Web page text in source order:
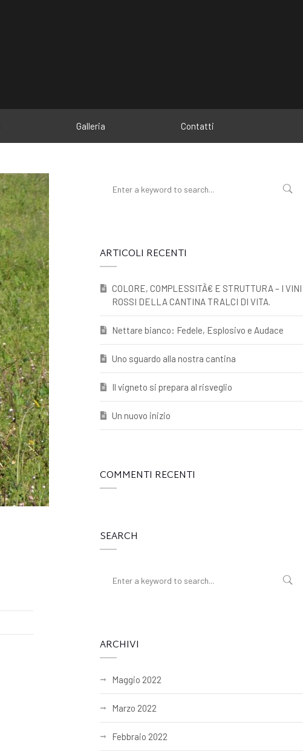
Galleria Contatti
ARTICOLI RECENTI
COLORE, COMPLESSITÃ€ E STRUTTURA – I VINI
ROSSI DELLA CANTINA TRALCI DI VITA.
Nettare bianco: Fedele, Esplosivo e Audace
Uno sguardo alla nostra cantina
Il vigneto si prepara al risveglio
Un nuovo inizio
COMMENTI RECENTI
SEARCH
ARCHIVI
Maggio 2022
Marzo 2022
Febbraio 2022